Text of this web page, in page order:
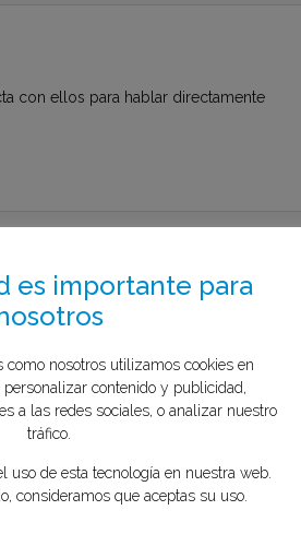
con ellos para hablar directamente
1 minuto
3
nosotros utilizamos cookies en
a las redes sociales, o analizar nuestro
tráfico.
investigar?*